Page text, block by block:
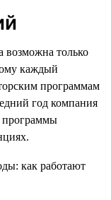
возможна только
каждый
программам
год компания
программы